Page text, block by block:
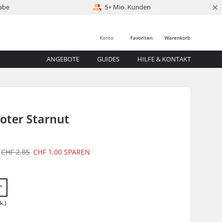
5+ Mio. Kunden ×
Warenkorb
Favoriten
Konto
ANGEBOTE GUIDES HILFE & KONTAKT
Starnut
CHF 2.85 CHF 1.00 SPAREN